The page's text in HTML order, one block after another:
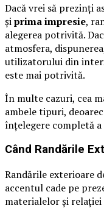
Dacă vrei să prezinți
șiprima impresie,
alegerea potrivită.
atmosfera,
utilizatorului din
este mai potrivită.
În multe cazuri, cea
ambele tipuri,
înțelegere completă
Când Randările
Randările exterioare
accentul cade pe
materialelor și